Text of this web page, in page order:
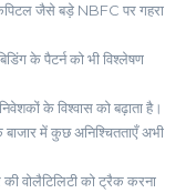
कैपिटल जैसे बड़े NBFC पर गहरा
के पैटर्न को भी विश्लेषण
के विश्वास को बढ़ाता है।
बाजार में कुछ अनिश्चितताएँ अभी
की वोलैटिलिटी को ट्रैक करना